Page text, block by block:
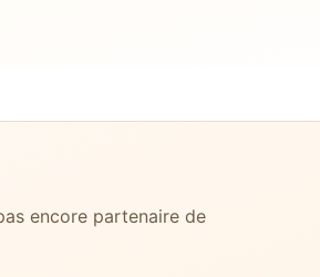
encore partenaire de